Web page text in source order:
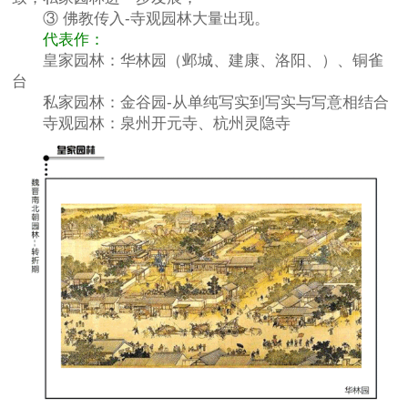
③ 佛教传入-寺观园林大量出现。
代表作：
皇家园林：华林园（邺城、建康、洛阳、）、铜雀
台
私家园林：金谷园-从单纯写实到写实与写意相结合
寺观园林：泉州开元寺、杭州灵隐寺